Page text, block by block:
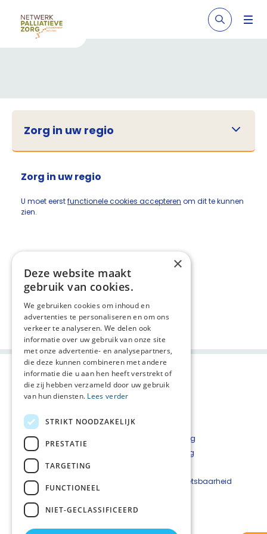
Zorg in uw regio
Zorg in uw regio
U moet eerstfunctionele cookies accepteren om dit te kunnen
zien.
Deel deze pagina:
Privacyverklaring
Cookieverklaring
Beveiligingskwetsbaarheid
×
Deze website maakt
gebruik van cookies.
We gebruiken cookies om inhoud en
advertenties te personaliseren en om ons
verkeer te analyseren. We delen ook
informatie over uw gebruik van onze site
met onze advertentie- en analysepartners,
die deze kunnen combineren met andere
informatie die u aan hen heeft verstrekt of
die zij hebben verzameld door uw gebruik
van hun diensten. Lees verder
STRIKT NOODZAKELIJK
PRESTATIE
TARGETING
FUNCTIONEEL
NIET-GECLASSIFICEERD